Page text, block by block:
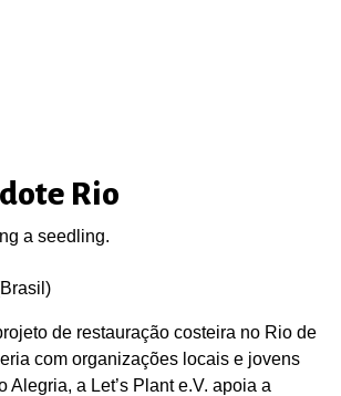
Rio
de restauração costeira no Rio de
com organizações locais e jovens
Alegria, a Let’s Plant e.V. apoia a